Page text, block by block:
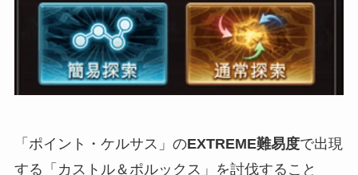
「ポイント・ケルサス」のEXTREME難易度で出現
する「カストル＆ポルックス」を討伐すること